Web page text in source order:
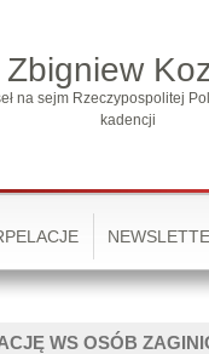
Zbigniew
na sejm Rzeczypospolitej
kadencji
WS OSÓB